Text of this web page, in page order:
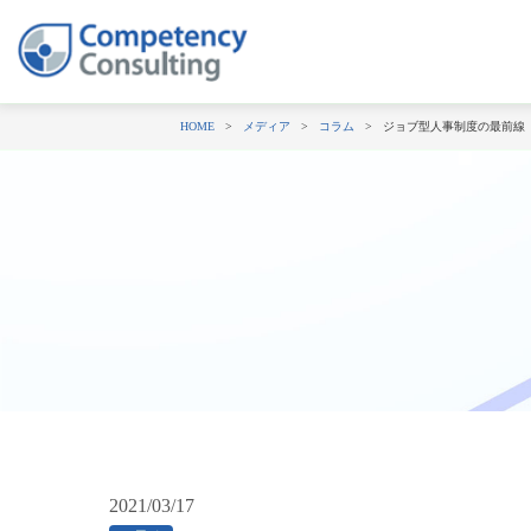
HOME メディア コラム ジョブ型人事制度の最前線
2021/03/17